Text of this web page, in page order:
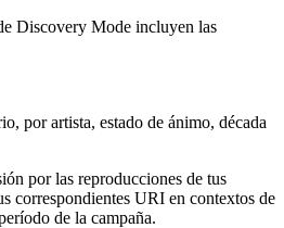
Discovery Mode incluyen las
por artista, estado de ánimo, década
por las reproducciones de tus
correspondientes URI en contextos de
de la campaña.